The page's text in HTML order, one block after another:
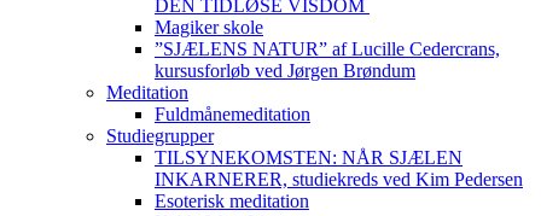
DEN TIDLØSE VISDOM
Magiker skole
”SJÆLENS NATUR” af Lucille Cedercrans,
kursusforløb ved Jørgen Brøndum
Meditation
Fuldmånemeditation
Studiegrupper
TILSYNEKOMSTEN: NÅR SJÆLEN
INKARNERER, studiekreds ved Kim Pedersen
Esoterisk meditation